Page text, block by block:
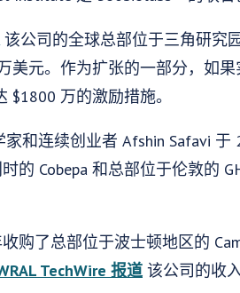
该公司的全球总部位于三角研究
美元。作为扩张的一部分，如
$1800 万的激励措施。
和连续创业者 Afshin Safavi 于
的 Cobepa 和总部位于伦敦的
购了总部位于波士顿地区的
TechWire 报道 该公司的收